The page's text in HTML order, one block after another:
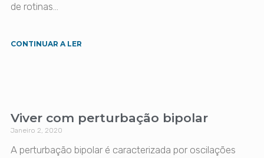
de rotinas…
CONTINUAR A LER
Viver com perturbação bipolar
Janeiro 2, 2020
A perturbação bipolar é caracterizada por oscilações